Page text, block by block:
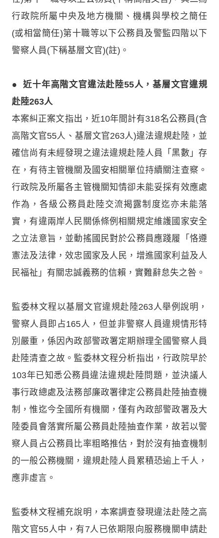
行政院所屬中央及地方機關、機構與學校之簡任
(或相當簡任)第十職等以下公務員及警監四階以下
警察人員(下稱基層文官)(註)。
●近十年高階文官違法赴陸55人，基層文官違規
赴陸263人
本案糾正案文指出，近10年間計有318名公務員(含
高階文官55人、基層文官263人)違法違規赴陸，並
確信尚有未經發現之違法違規赴陸人員「黑數」存
在，有待主管機關及國安相關單位持續關注查察。
行政院及所屬各主管機關知情卻未能妥採有效應處
作為，各級公務員赴陸交流揭露制度迄亦未能落
實，有違兩岸人民關係條例相關規定維護國家安全
之立法意旨，並動搖國民對於公務員應踐履「恪遵
憲法及法律，效忠國家及人民，增進國家利益及人
民福祉」有關忠誠義務的信賴，實難辭怠失之咎。
監委林文程以基層文官違規赴陸263人舉例說明，
警察人員即占165人，但並非警察人員違規情形特
別嚴重，係因內政部警政署定期辦理全國警察人員
赴陸清查之故。監委林文程分析指出，行政院早於
103年已知悉公務員違法違規赴陸問題，並決議人
事行政總處及法務部廉政署律定公務員赴陸抽查機
制，惟迄今全國所有機關，僅有內政部警政署及大
陸委員會落實所屬公務員赴陸抽查作業，故若以警
察人員占公務員比率粗略推估，對於沒有抽查機制
的一般公務機關，違規赴陸人員累積恐逾上千人，
應非虛言。
監委林文程補充說明，本案調查發現違法赴陸之高
階文官55人中，有7人已依期限向服務機關申請赴